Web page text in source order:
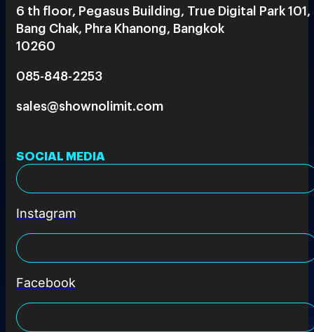
6 th floor, Pegasus Building, True Digital Park 101,
Bang Chak, Phra Khanong, Bangkok
10260
085-848-2253
sales@shownolimit.com
SOCIAL MEDIA
Instagram
Facebook